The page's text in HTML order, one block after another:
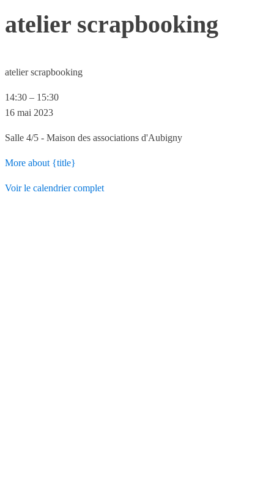
atelier scrapbooking
atelier scrapbooking
14:30 – 15:30
16 mai 2023
Salle 4/5 - Maison des associations d'Aubigny
More about {title}
Voir le calendrier complet